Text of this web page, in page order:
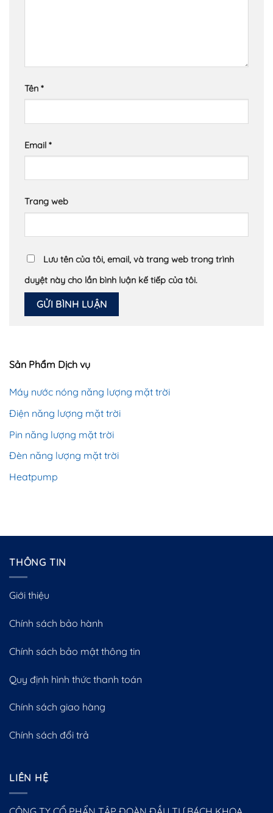
Tên *
Email *
Trang web
Lưu tên của tôi, email, và trang web trong trình
duyệt này cho lần bình luận kế tiếp của tôi.
Sản Phẩm Dịch vụ
Máy nước nóng năng lượng mặt trời
Điện năng lượng mặt trời
Pin năng lượng mặt trời
Đèn năng lượng mặt trời
Heatpump
THÔNG TIN
Giới thiệu
Chính sách bảo hành
Chính sách bảo mật thông tin
Quy định hình thức thanh toán
Chính sách giao hàng
Chính sách đổi trả
LIÊN HỆ